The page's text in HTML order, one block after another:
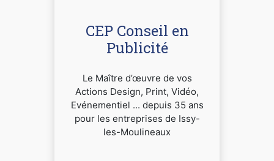
CEP Conseil en
Publicité
Le Maître d’œuvre de vos
Actions Design, Print, Vidéo,
Evénementiel ... depuis 35 ans
pour les entreprises de Issy-
les-Moulineaux